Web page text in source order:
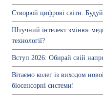
Створюй цифрові світи. Будуй
Штучний інтелект змінює
технології?
Вступ 2026: Обирай свій
Вітаємо колег із виходом
біосенсорні системи!